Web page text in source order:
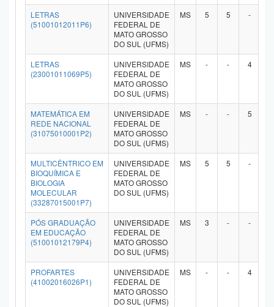
LETRAS
(51001012011P6)
UNIVERSIDADE
FEDERAL DE
MATO GROSSO
DO SUL (UFMS)
MS 5 5 -
LETRAS
(23001011069P5)
UNIVERSIDADE
FEDERAL DE
MATO GROSSO
DO SUL (UFMS)
MS - - 4
MATEMÁTICA EM
REDE NACIONAL
(31075010001P2)
UNIVERSIDADE
FEDERAL DE
MATO GROSSO
DO SUL (UFMS)
MS - - 5
MULTICÊNTRICO EM
BIOQUÍMICA E
BIOLOGIA
MOLECULAR
(33287015001P7)
UNIVERSIDADE
FEDERAL DE
MATO GROSSO
DO SUL (UFMS)
MS 5 5 -
PÓS GRADUAÇÃO
EM EDUCAÇÃO
(51001012179P4)
UNIVERSIDADE
FEDERAL DE
MATO GROSSO
DO SUL (UFMS)
MS 3 - -
PROFARTES
(41002016026P1)
UNIVERSIDADE
FEDERAL DE
MATO GROSSO
DO SUL (UFMS)
MS - - 4